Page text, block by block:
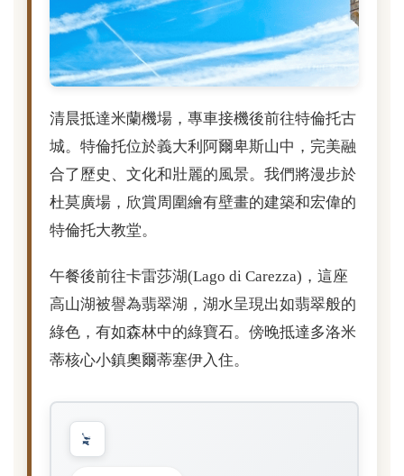
清晨抵達米蘭機場，專車接機後前往特倫托古
城。特倫托位於義大利阿爾卑斯山中，完美融
合了歷史、文化和壯麗的風景。我們將漫步於
杜莫廣場，欣賞周圍繪有壁畫的建築和宏偉的
特倫托大教堂。
午餐後前往卡雷莎湖(Lago di Carezza)，這座
高山湖被譽為翡翠湖，湖水呈現出如翡翠般的
綠色，有如森林中的綠寶石。傍晚抵達多洛米
蒂核心小鎮奧爾蒂塞伊入住。